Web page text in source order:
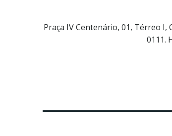
Praça IV Centenário, 01, Térreo I,
0111.